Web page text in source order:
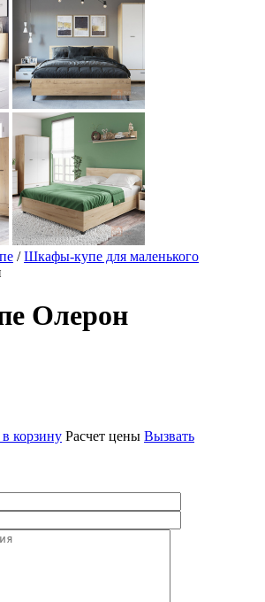
/Шкафы-купе для маленького
Олерон
корзину Расчет цены Вызвать